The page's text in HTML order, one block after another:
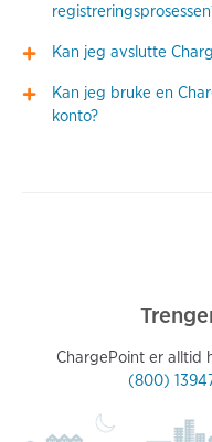
Kan jeg avslutte
Kan jeg bruke en
konto?
ChargePoint er alltid
(800)